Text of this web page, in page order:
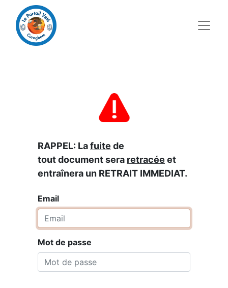
RAPPEL: Lafuite de
tout document sera retracée et
entraînera un RETRAIT IMMEDIAT.
Email
Mot de passe